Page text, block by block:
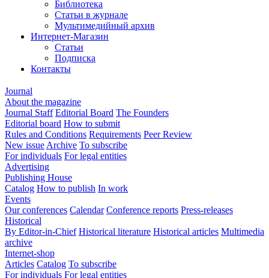
Библиотека
Статьи в журнале
Мультимедийный архив
Интернет-Магазин
Статьи
Подписка
Контакты
Journal
About the magazine
Journal Staff Editorial Board The Founders
Editorial board How to submit
Rules and Conditions Requirements Peer Review
New issue Archive To subscribe
For individuals For legal entities
Advertising
Publishing House
Catalog How to publish In work
Events
Our conferences Calendar Conference reports Press-releases
Historical
By Editor-in-Chief Historical literature Historical articles Multimedia
archive
Internet-shop
Articles Catalog To subscribe
For individuals For legal entities